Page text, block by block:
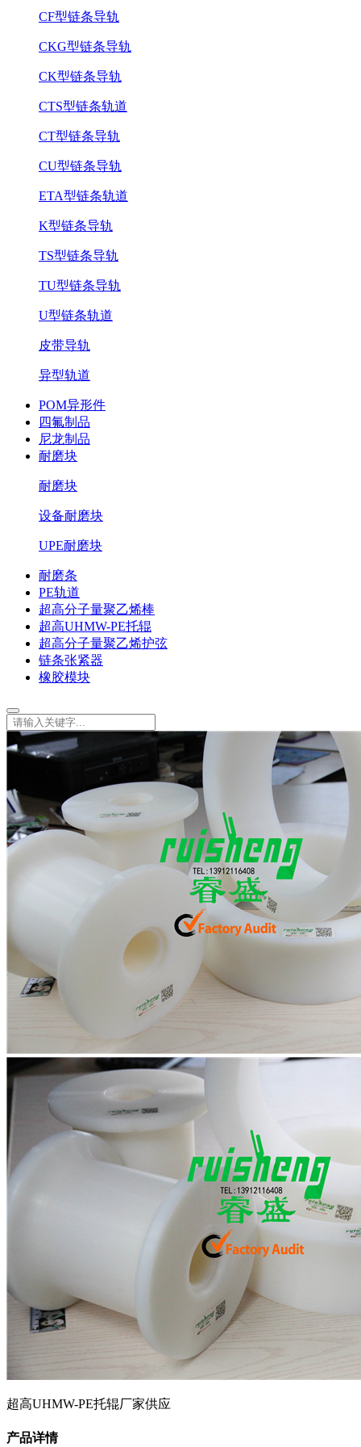
CF型链条导轨
CKG型链条导轨
CK型链条导轨
CTS型链条轨道
CT型链条导轨
CU型链条导轨
ETA型链条轨道
K型链条导轨
TS型链条导轨
TU型链条导轨
U型链条轨道
皮带导轨
异型轨道
POM异形件
四氟制品
尼龙制品
耐磨块
耐磨块
设备耐磨块
UPE耐磨块
耐磨条
PE轨道
超高分子量聚乙烯棒
超高UHMW-PE托辊
超高分子量聚乙烯护弦
链条张紧器
橡胶模块
超高UHMW-PE托辊厂家供应
产品详情